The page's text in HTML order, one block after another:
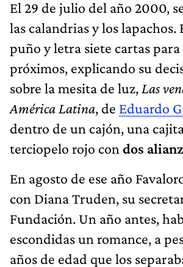
próximos, explicando su
sobre la mesita de luz,Las
América Latina, deEduardo
dentro de un cajón, una
terciopelo rojo condos
En agosto de ese año
con Diana Truden, su
escondidas un romance, a
años de edad que los
había hecho renacer su
otoño de su vida. Y estaba